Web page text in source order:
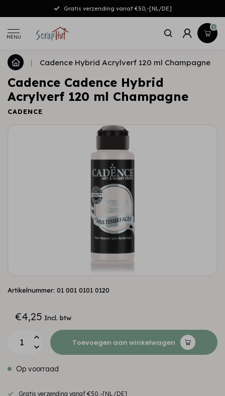
Gratis verzending vanaf €50,-[NL/DE]
MENU
0
| Cadence Hybrid Acrylverf 120 ml Champagne
Cadence Cadence Hybrid
Acrylverf 120 ml Champagne
CADENCE
Artikelnummer: 01 001 0101 0120
€4,25 Incl. btw
Toevoegen aan winkelwagen
Op voorraad
Gratis verzending vanaf €50,-[NL/DE]